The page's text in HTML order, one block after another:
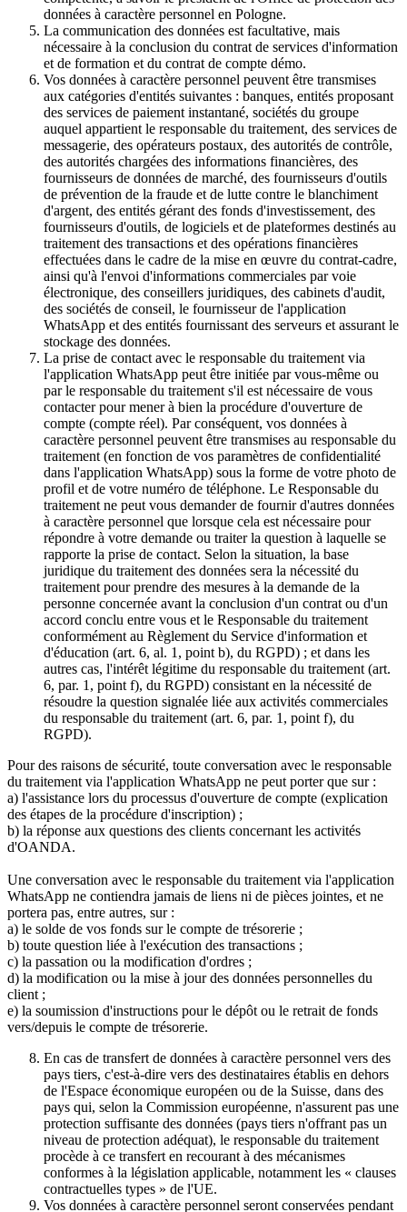
données à caractère personnel en Pologne.
La communication des données est facultative, mais
nécessaire à la conclusion du contrat de services d'information
et de formation et du contrat de compte démo.
Vos données à caractère personnel peuvent être transmises
aux catégories d'entités suivantes : banques, entités proposant
des services de paiement instantané, sociétés du groupe
auquel appartient le responsable du traitement, des services de
messagerie, des opérateurs postaux, des autorités de contrôle,
des autorités chargées des informations financières, des
fournisseurs de données de marché, des fournisseurs d'outils
de prévention de la fraude et de lutte contre le blanchiment
d'argent, des entités gérant des fonds d'investissement, des
fournisseurs d'outils, de logiciels et de plateformes destinés au
traitement des transactions et des opérations financières
effectuées dans le cadre de la mise en œuvre du contrat-cadre,
ainsi qu'à l'envoi d'informations commerciales par voie
électronique, des conseillers juridiques, des cabinets d'audit,
des sociétés de conseil, le fournisseur de l'application
WhatsApp et des entités fournissant des serveurs et assurant le
stockage des données.
La prise de contact avec le responsable du traitement via
l'application WhatsApp peut être initiée par vous-même ou
par le responsable du traitement s'il est nécessaire de vous
contacter pour mener à bien la procédure d'ouverture de
compte (compte réel). Par conséquent, vos données à
caractère personnel peuvent être transmises au responsable du
traitement (en fonction de vos paramètres de confidentialité
dans l'application WhatsApp) sous la forme de votre photo de
profil et de votre numéro de téléphone. Le Responsable du
traitement ne peut vous demander de fournir d'autres données
à caractère personnel que lorsque cela est nécessaire pour
répondre à votre demande ou traiter la question à laquelle se
rapporte la prise de contact. Selon la situation, la base
juridique du traitement des données sera la nécessité du
traitement pour prendre des mesures à la demande de la
personne concernée avant la conclusion d'un contrat ou d'un
accord conclu entre vous et le Responsable du traitement
conformément au Règlement du Service d'information et
d'éducation (art. 6, al. 1, point b), du RGPD) ; et dans les
autres cas, l'intérêt légitime du responsable du traitement (art.
6, par. 1, point f), du RGPD) consistant en la nécessité de
résoudre la question signalée liée aux activités commerciales
du responsable du traitement (art. 6, par. 1, point f), du
RGPD).
Pour des raisons de sécurité, toute conversation avec le responsable
du traitement via l'application WhatsApp ne peut porter que sur :
a) l'assistance lors du processus d'ouverture de compte (explication
des étapes de la procédure d'inscription) ;
b) la réponse aux questions des clients concernant les activités
d'OANDA.
Une conversation avec le responsable du traitement via l'application
WhatsApp ne contiendra jamais de liens ni de pièces jointes, et ne
portera pas, entre autres, sur :
a) le solde de vos fonds sur le compte de trésorerie ;
b) toute question liée à l'exécution des transactions ;
c) la passation ou la modification d'ordres ;
d) la modification ou la mise à jour des données personnelles du
client ;
e) la soumission d'instructions pour le dépôt ou le retrait de fonds
vers/depuis le compte de trésorerie.
En cas de transfert de données à caractère personnel vers des
pays tiers, c'est-à-dire vers des destinataires établis en dehors
de l'Espace économique européen ou de la Suisse, dans des
pays qui, selon la Commission européenne, n'assurent pas une
protection suffisante des données (pays tiers n'offrant pas un
niveau de protection adéquat), le responsable du traitement
procède à ce transfert en recourant à des mécanismes
conformes à la législation applicable, notamment les « clauses
contractuelles types » de l'UE.
Vos données à caractère personnel seront conservées pendant